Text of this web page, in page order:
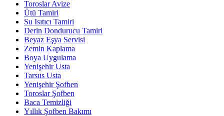
Toroslar Avize
Ütü Tamiri
Su Isıtıcı Tamiri
Derin Dondurucu Tamiri
Beyaz Eşya Servisi
Zemin Kaplama
Boya Uygulama
Yenişehir Usta
Tarsus Usta
Yenişehir Şofben
Toroslar Şofben
Baca Temizliği
Yıllık Şofben Bakımı